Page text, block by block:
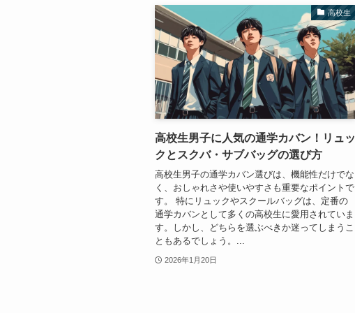
高校生
高校生男子に人気の通学カバン！リュッ
クとスクバ・サブバッグの選び方
高校生男子の通学カバン選びは、機能性だけでな
く、おしゃれさや使いやすさも重要なポイントで
す。 特にリュックやスクールバッグは、定番の
通学カバンとして多くの高校生に愛用されていま
す。しかし、どちらを選ぶべきか迷ってしまうこ
ともあるでしょう。...
2026年1月20日